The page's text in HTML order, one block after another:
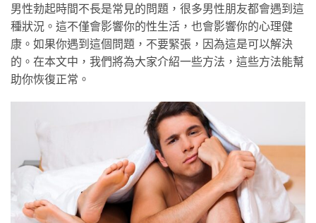
男性勃起時間不長是常見的問題，很多男性朋友都會遇到這
種狀況。這不僅會影響你的性生活，也會影響你的心理健
康。如果你遇到這個問題，不要緊張，因為這是可以解決
的。在本文中，我們將為大家介紹一些方法，這些方法能幫
助你恢復正常。